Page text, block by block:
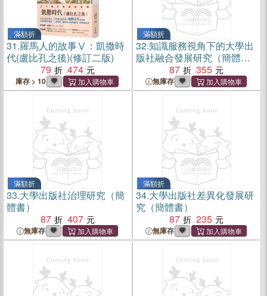
滿額折
31.羅馬人的故事Ⅴ：凱撒時
代(盧比孔之後)(修訂二版)
79
474
庫存 > 10
滿額折
32.知識服務視角下的大學出
版社融合發展研究（簡體
87 355
無庫存
滿額折
33.大學出版社治理研究（簡
體書）
87
407
無庫存
滿額折
34.大學出版社差異化發展研
究（簡體書）
87
235
無庫存